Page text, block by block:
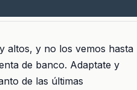
altos, y no los vemos hasta
de banco. Adaptate y
de las últimas